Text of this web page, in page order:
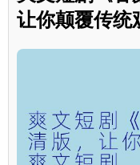
让你颠覆传统